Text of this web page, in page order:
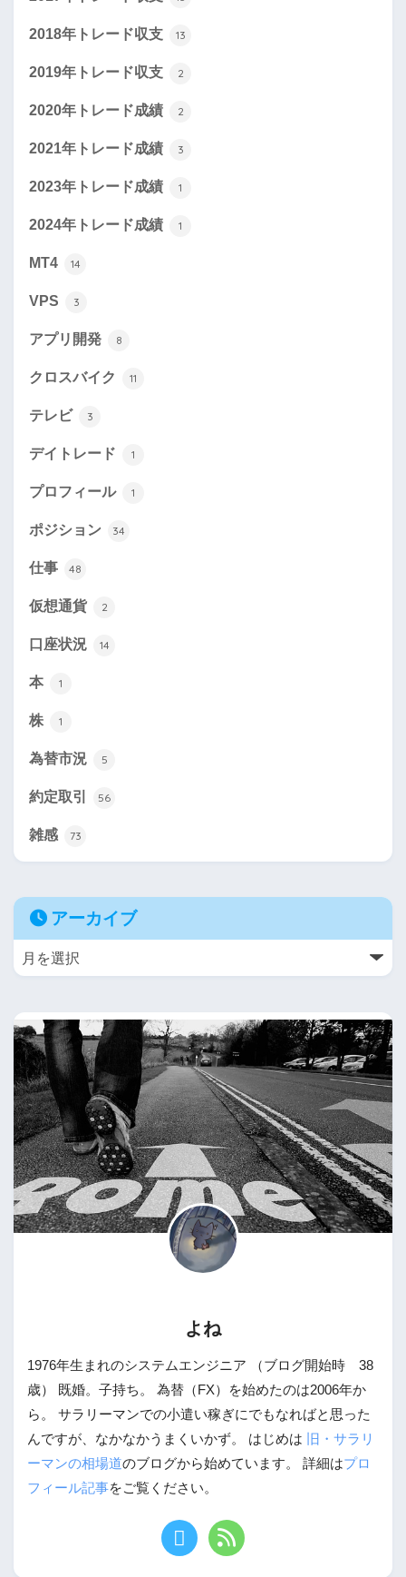
2018年トレード収支 13
2019年トレード収支 2
2020年トレード成績 2
2021年トレード成績 3
2023年トレード成績 1
2024年トレード成績 1
MT4 14
VPS 3
アプリ開発 8
クロスバイク 11
テレビ 3
デイトレード 1
プロフィール 1
ポジション 34
仕事 48
仮想通貨 2
口座状況 14
本 1
株 1
為替市況 5
約定取引 56
雑感 73
アーカイブ
よね
1976年生まれのシステムエンジニア （ブログ開始時 38
歳） 既婚。子持ち。 為替（FX）を始めたのは2006年か
ら。 サラリーマンでの小遣い稼ぎにでもなればと思った
んですが、なかなかうまくいかず。 はじめは
旧・サラリ
ーマンの相場道のブログから始めています。 詳細はプロ
フィール記事をご覧ください。